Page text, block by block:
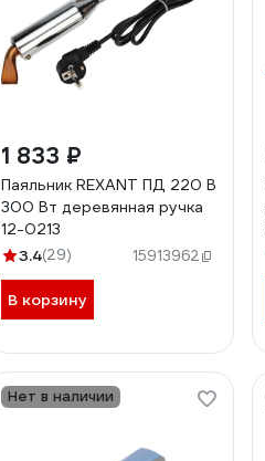
1 833 ₽
Паяльник REXANT ПД 220 В
300 Вт деревянная ручка
12-0213
3.4(29) 15913962
В корзину
Нет в наличии